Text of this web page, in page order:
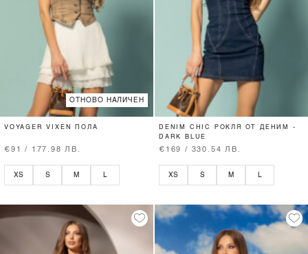
ОТНОВО НАЛИЧЕН
VOYAGER VIXEN ПОЛА
€91 / 177.98 ЛВ.
XS S M
DENIM CHIC РОКЛЯ ОТ ДЕНИМ -
DARK BLUE
€169 / 330.54 ЛВ.
XS S M